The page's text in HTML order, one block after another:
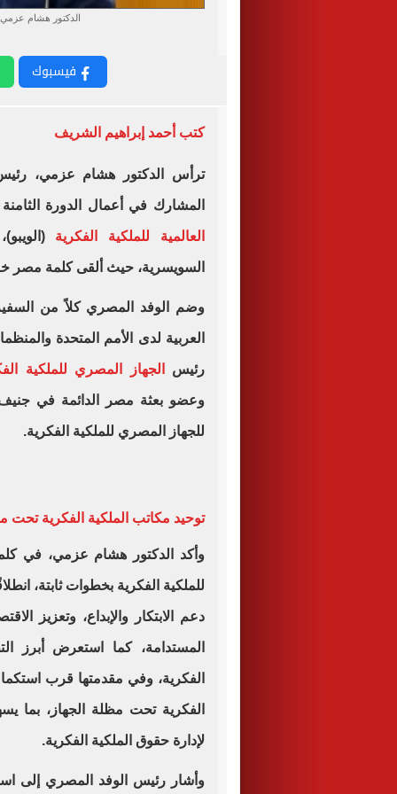
الدكتور هشام عزمي
فيسبوك
كتب أحمد إبراهيم الشريف
ترأس الدكتور هشام عزمي،
المشارك في أعمال الدورة
العالمية للملكية الفكرية
السويسرية، حيث ألقى كلمة مصر
وضم الوفد المصري كلاً من
العربية لدى الأمم المتحدة
رئيس الجهاز المصري للملكية
وعضو بعثة مصر الدائمة في
للجهاز المصري للملكية الفكرية.
توحيد مكاتب الملكية الفكرية تحت
وأكد الدكتور هشام عزمي، في
للملكية الفكرية بخطوات ثابتة،
دعم الابتكار والإبداع، وتعزيز
المستدامة، كما استعرض أبرز
الفكرية، وفي مقدمتها قرب
الفكرية تحت مظلة الجهاز، بما
لإدارة حقوق الملكية الفكرية.
وأشار رئيس الوفد المصري إلى